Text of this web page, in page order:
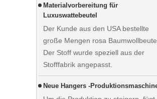
Der Kunde aus den USA bestellte
große Mengen rosa Baumwollbeutel.
Der Stoff wurde speziell aus der
Stofffabrik angepasst.
Neue Hangers -Produktionsmaschine
Um die Produktion zu steigern, fügt
unsere Fabrik die